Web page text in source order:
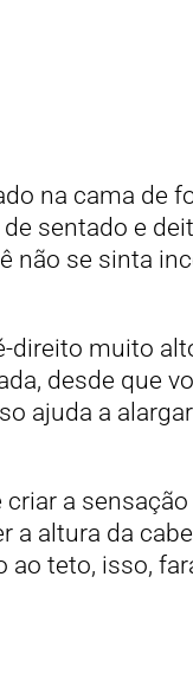
na cama de
sentado e
não se sinta
muito
desde que
ajuda a
a
a altura da
ao teto, isso,